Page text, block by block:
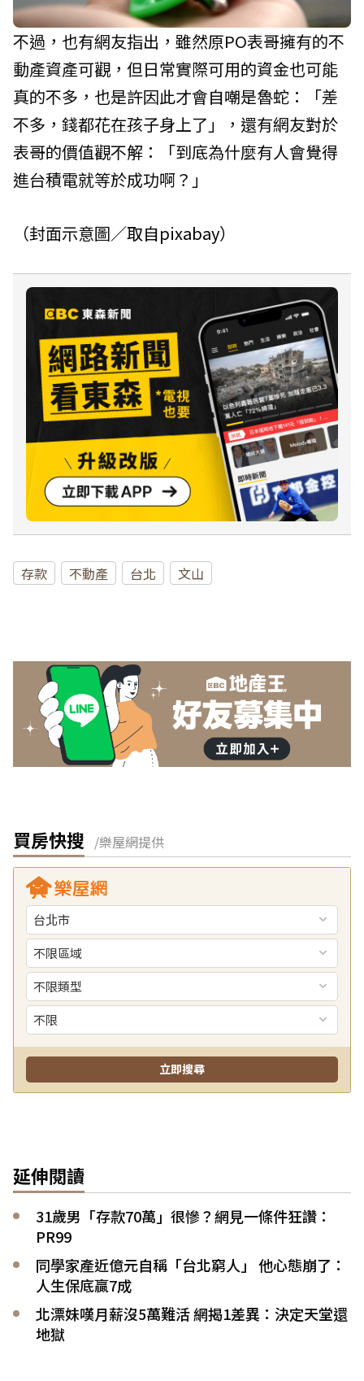
不過，也有網友指出，雖然原PO表哥擁有的不
動產資產可觀，但日常實際可用的資金也可能
真的不多，也是許因此才會自嘲是魯蛇：「差
不多，錢都花在孩子身上了」，還有網友對於
表哥的價值觀不解：「到底為什麼有人會覺得
進台積電就等於成功啊？」
（封面示意圖／取自pixabay）
存款 不動產 台北 文山
買房快搜 /樂屋網提供
延伸閱讀
31歲男「存款70萬」很慘？網見一條件狂讚：
PR99
同學家產近億元自稱「台北窮人」 他心態崩了：
人生保底贏7成
北漂妹嘆月薪沒5萬難活 網揭1差異：決定天堂還
地獄